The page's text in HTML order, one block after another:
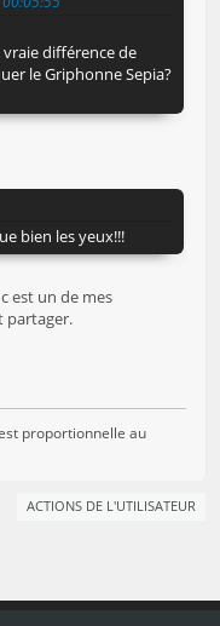
vraie différence de
le Griphonne Sepia?
bien les yeux!!!
est un de mes
partager.
proportionnelle au
ACTIONS DE L'UTILISATEUR